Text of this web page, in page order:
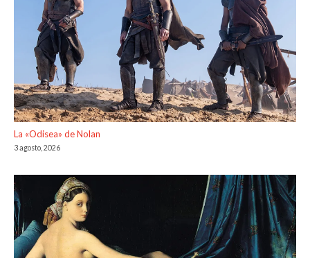
La «Odisea» de Nolan
3 agosto, 2026